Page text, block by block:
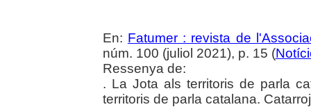
En: Fatumer : revista de
núm. 100 (juliol 2021), p. 15 (
Ressenya de:
. La Jota als territoris de parla
territoris de parla catalana.